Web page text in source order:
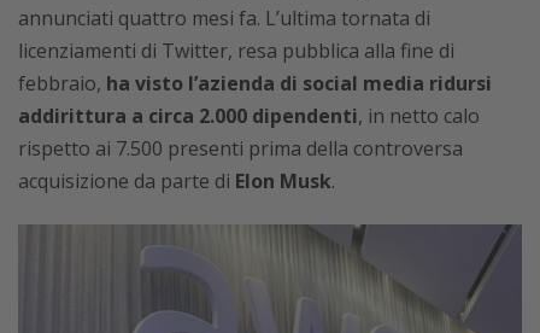
annunciati quattro mesi fa. L’ultima tornata di
licenziamenti di Twitter, resa pubblica alla fine di
febbraio, ha visto l’azienda di social media ridursi
addirittura a circa 2.000 dipendenti, in netto calo
rispetto ai 7.500 presenti prima della controversa
acquisizione da parte di Elon Musk.